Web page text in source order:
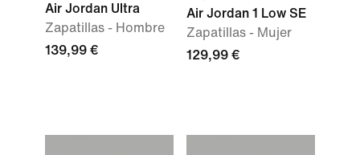
Air Jordan Ultra
Zapatillas - Hombre
139,99 €
Air Jordan 1 Low SE
Zapatillas - Mujer
129,99 €